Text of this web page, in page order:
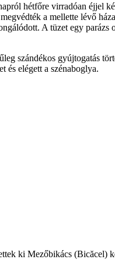
hétfőre virradóan éjjel
a mellette lévő
A tüzet egy parázs
szándékos gyújtogatás
és elégett a szénaboglya.
ki Mezőbikács (Bicăcel)